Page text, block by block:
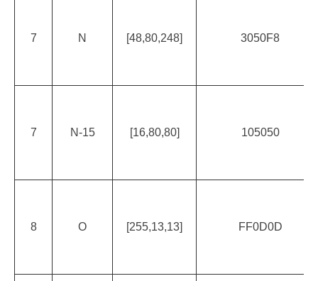
7 N [48,80,248] 3050F8
7 N-15 [16,80,80] 105050
8 O [255,13,​​13] FF0D0D